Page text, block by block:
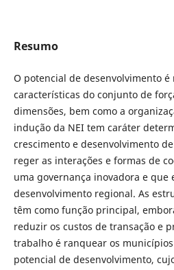
Resumo
O potencial de desenvolvimento é
características do conjunto de
dimensões, bem como a
indução da NEI tem caráter
crescimento e desenvolvimento
reger as interações e formas de
uma governança inovadora e que
desenvolvimento regional. As
têm como função principal,
reduzir os custos de transação e
trabalho é ranquear os
potencial de desenvolvimento,